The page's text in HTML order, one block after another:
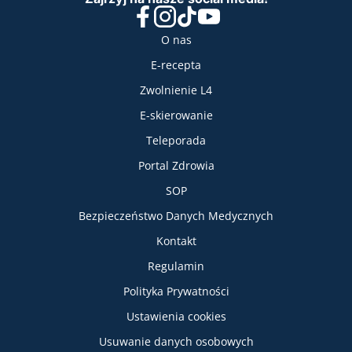
O nas
E-recepta
Zwolnienie L4
E-skierowanie
Teleporada
Portal Zdrowia
SOP
Bezpieczeństwo Danych Medycznych
Kontakt
Regulamin
Polityka Prywatności
Ustawienia cookies
Usuwanie danych osobowych
Facebook
Instagram
TikTokYouTube